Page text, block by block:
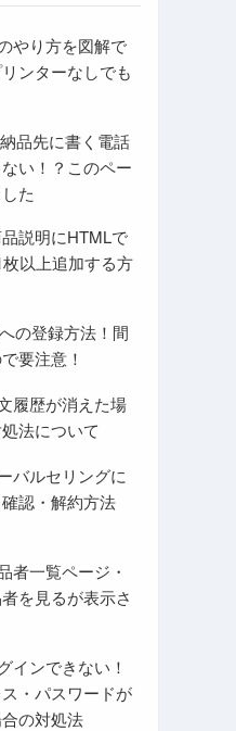
やり方を図解で
ンターなしでも
品先に書く電話
い！？このペー
た
説明にHTMLで
以上追加する方
の登録方法！間
要注意！
履歴が消えた場
法について
バルセリングに
認・解約方法
者一覧ページ・
を見るが表示さ
インできない！
・パスワードが
の対処法